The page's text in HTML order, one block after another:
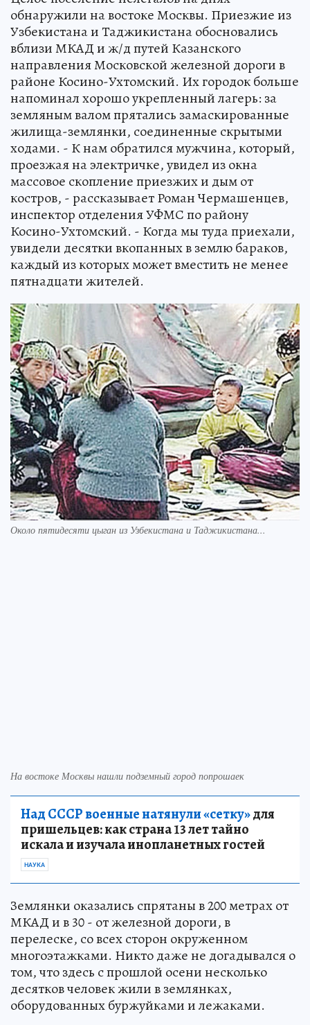
обнаружили на востоке Москвы. Приезжие из
Узбекистана и Таджикистана обосновались
вблизи МКАД и ж/д путей Казанского
направления Московской железной дороги в
районе Косино-Ухтомский. Их городок больше
напоминал хорошо укрепленный лагерь: за
земляным валом прятались замаскированные
жилища-землянки, соединенные скрытыми
ходами. - К нам обратился мужчина, который,
проезжая на электричке, увидел из окна
массовое скопление приезжих и дым от
костров, - рассказывает Роман Чермашенцев,
инспектор отделения УФМС по району
Косино-Ухтомский. - Когда мы туда приехали,
увидели десятки вкопанных в землю бараков,
каждый из которых может вместить не менее
пятнадцати жителей.
Около пятидесяти цыган из Узбекистана и Таджикистана...
На востоке Москвы нашли подземный город попрошаек
Над СССР военные натянули «сетку»для
пришельцев: как страна 13 лет тайно
искала и изучала инопланетных гостей
НАУКА
Землянки оказались спрятаны в 200 метрах от
МКАД и в 30 - от железной дороги, в
перелеске, со всех сторон окруженном
многоэтажками. Никто даже не догадывался о
том, что здесь с прошлой осени несколько
десятков человек жили в землянках,
оборудованных буржуйками и лежаками.